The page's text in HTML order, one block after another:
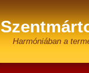
Harmóniában a